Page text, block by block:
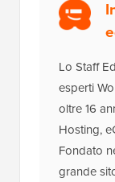
Lo Staff
esperti
oltre 16
Hosting,
Fondato
grande